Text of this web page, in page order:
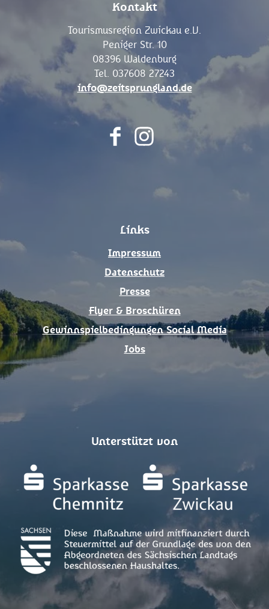
Kontakt
Tourismusregion Zwickau e.V.
Peniger Str. 10
08396 Waldenburg
Tel. 037608 27243
info@zeitsprungland.de
o
Links
Impressum
Datenschutz
Presse
Flyer & Broschüren
Gewinnspielbedingungen Social Media
Jobs
Unterstützt von